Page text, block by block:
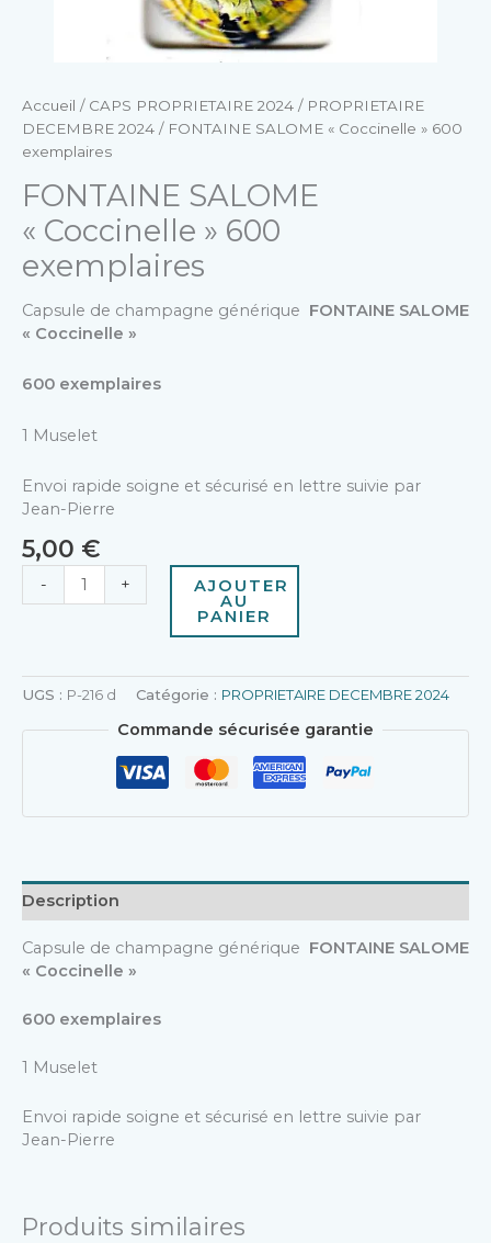
Accueil / CAPS PROPRIETAIRE 2024 / PROPRIETAIRE
DECEMBRE 2024 / FONTAINE SALOME « Coccinelle » 600
exemplaires
FONTAINE SALOME
« Coccinelle » 600
exemplaires
Capsule de champagne générique FONTAINE SALOME
« Coccinelle »
600 exemplaires
1 Muselet
Envoi rapide soigne et sécurisé en lettre suivie par
Jean-Pierre
5,00 €
- + AJOUTER
AU
PANIER
UGS : P-216 d Catégorie : PROPRIETAIRE DECEMBRE 2024
Commande sécurisée garantie
Description
Capsule de champagne générique FONTAINE SALOME
« Coccinelle »
600 exemplaires
1 Muselet
Envoi rapide soigne et sécurisé en lettre suivie par
Jean-Pierre
Produits similaires